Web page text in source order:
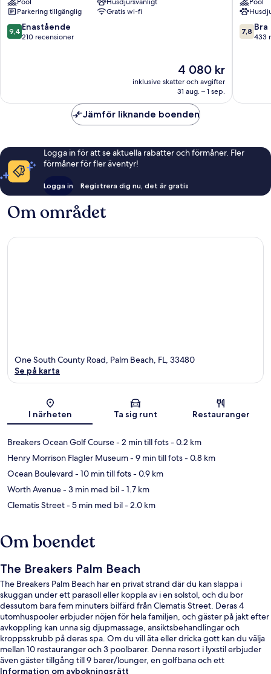
Palm
Beach
Palm
Beach
Parkering tillgänglig
Gratis wi-fi
9.4
av
9,4 Enastående
210 recensioner
Priset
är
4 080 kr
4 080 kr
inklusive skatter och avgifter
31 aug. – 1 sep.
Ocean
Resort
and
Spa
7.8
av
7,8 Bra
433
Jämför liknande boenden
Logga in för att se aktuella rabatter och förmåner. Fler
förmåner för fler äventyr!
Logga in Registrera dig nu, det är gratis
Om området
Karta
One South County Road, Palm Beach, FL, 33480
Se på karta
I närheten Ta sig runt Restauranger
Breakers Ocean Golf Course- 2 min till fots- 0.2 km
Henry Morrison Flagler Museum- 9 min till fots- 0.8 km
Ocean Boulevard - 10 min till fots- 0.9 km
Worth Avenue- 3 min med bil- 1.7 km
Clematis Street- 5 min med bil- 2.0 km
Om boendet
The Breakers Palm Beach
The Breakers Palm Beach har en privat strand där du kan slappa i
skuggan under ett parasoll eller koppla av i en solstol, och du bor
dessutom bara fem minuters bilfärd från Clematis Street. Deras 4
utomhuspooler erbjuder nöjen för hela familjen, och gäster på jakt efter
avkoppling kan unna sig djupmassage, ansiktsbehandlingar och
kroppsskrubb på deras spa. Om du vill äta eller dricka gott kan du välja
mellan 10 restauranger och 3 poolbarer. Denna resort i lyxstil erbjuder
även gäster tillgång till 9 barer/lounger, en golfbana och ett
fitnesscenter. Andra resenärer uppskattar den hjälpsamma personalen.
Information om avbokningsrätt